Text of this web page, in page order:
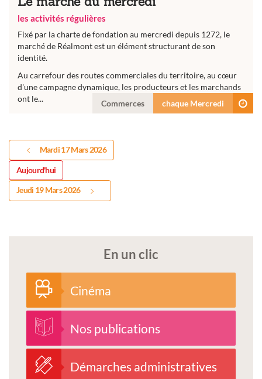
les activités régulières
Fixé par la charte de fondation au mercredi depuis 1272, le
marché de Réalmont est un élément structurant de son
identité.
Au carrefour des routes commerciales du territoire, au cœur
d'une campagne dynamique, les producteurs et les marchands
ont le...
Commerces chaque Mercredi
Mardi 17 Mars 2026
Aujourd'hui
Jeudi 19 Mars 2026
En un clic
Cinéma
Nos publications
Démarches administratives